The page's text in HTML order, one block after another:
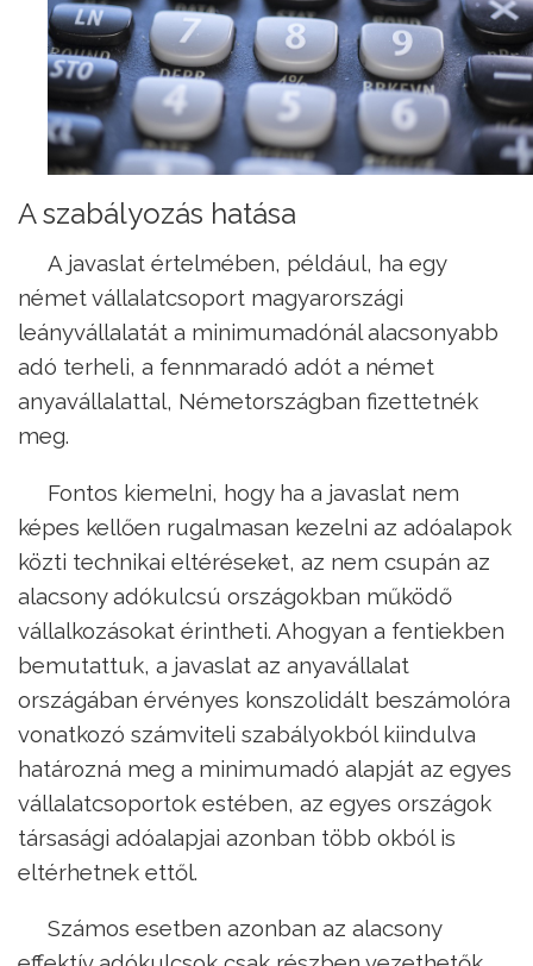
A szabályozás hatása
A javaslat értelmében, például, ha egy
német vállalatcsoport magyarországi
leányvállalatát a minimumadónál alacsonyabb
adó terheli, a fennmaradó adót a német
anyavállalattal, Németországban fizettetnék
meg.
Fontos kiemelni, hogy ha a javaslat nem
képes kellően rugalmasan kezelni az adóalapok
közti technikai eltéréseket, az nem csupán az
alacsony adókulcsú országokban működő
vállalkozásokat érintheti. Ahogyan a fentiekben
bemutattuk, a javaslat az anyavállalat
országában érvényes konszolidált beszámolóra
vonatkozó számviteli szabályokból kiindulva
határozná meg a minimumadó alapját az egyes
vállalatcsoportok estében, az egyes országok
társasági adóalapjai azonban több okból is
eltérhetnek ettől.
Számos esetben azonban az alacsony